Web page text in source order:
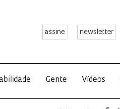
assine newsletter
Gente Vídeos